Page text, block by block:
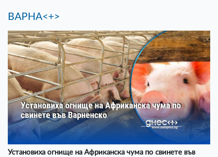
ВАРНА<+>
Установиха огнище на Африканска чума по свинете във